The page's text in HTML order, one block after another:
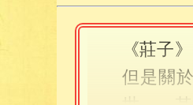
《莊子
但是關